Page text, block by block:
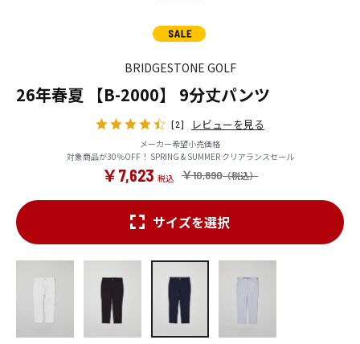
BRIDGESTONE GOLF
26年春夏 【B-2000】 9分丈パンツ
[2] レビューを見る
メーカー希望小売価格
対象商品が30％OFF！ SPRING & SUMMER クリアランスセール
￥10,890
￥7,623
サイズを選択